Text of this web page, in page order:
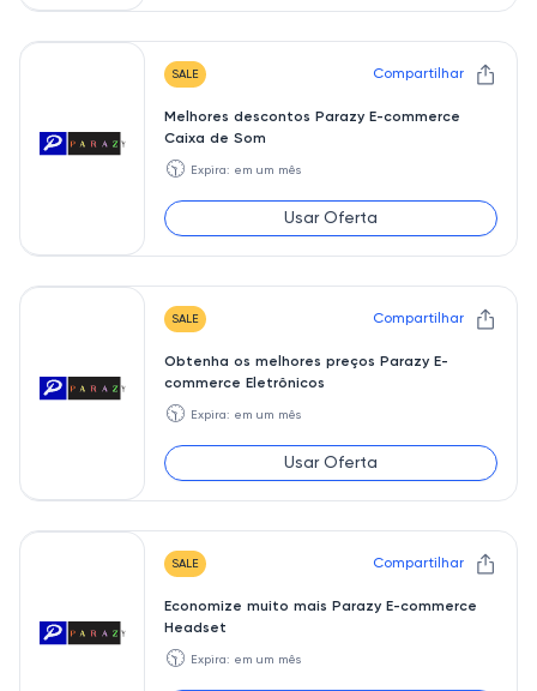
SALE Compartilhar
Melhores descontos Parazy E-commerce
Caixa de Som
🕥 Expira: em um mês
Usar Oferta
SALE Compartilhar
Obtenha os melhores preços Parazy E-
commerce Eletrônicos
🕥 Expira: em um mês
Usar Oferta
SALE Compartilhar
Economize muito mais Parazy E-commerce
Headset
🕥 Expira: em um mês